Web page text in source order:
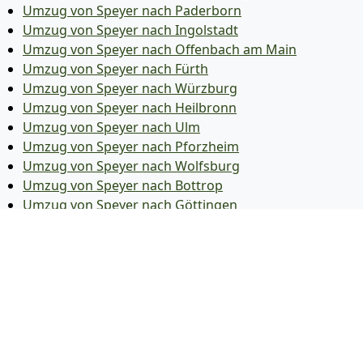
Umzug von Speyer nach Paderborn
Umzug von Speyer nach Ingolstadt
Umzug von Speyer nach Offenbach am Main
Umzug von Speyer nach Fürth
Umzug von Speyer nach Würzburg
Umzug von Speyer nach Heilbronn
Umzug von Speyer nach Ulm
Umzug von Speyer nach Pforzheim
Umzug von Speyer nach Wolfsburg
Umzug von Speyer nach Bottrop
Umzug von Speyer nach Göttingen